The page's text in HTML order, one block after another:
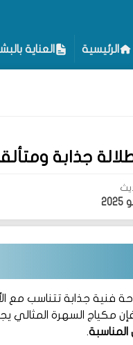
الرئيسية العناية
جذابة
جذابة تتناسب مع
مكياج السهرة المثالي
المناسبة.